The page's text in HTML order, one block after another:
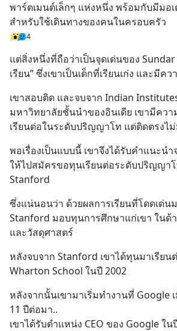
พาร์ตเมนต์เล็กๆ แห่งหนึ่ง พร้อมกับมีมอ
สำหรับใช้เดินทางของคนในครอบครัว
4
แต่สิ่งหนึ่งที่ถือว่าเป็นจุดเด่นของ Sundar
เรียน” ซึ่งเขาเป็นเด็กที่เรียนเก่ง และมี
เขาสอบติด และจบจาก Indian
มหาวิทยาลัยชั้นนำของอินเดีย เขามีควา
เรียนต่อในระดับปริญญาโท แต่ติดตรงไ
พอเรื่องเป็นแบบนี้ เขาจึงได้รับคำแนะน
ให้ไปสมัครขอทุนเรียนต่อระดับปริญญา
Stanford
ซึ่งแน่นอนว่า ด้วยผลการเรียนที่โดดเด่น
Stanford มอบทุนการศึกษาแก่เขา ในด้
และวัสดุศาสตร์
หลังจบจาก Stanford เขาได้ทุนมาเรียน
Wharton School ในปี 2002
หลังจากนั้นเขามาเริ่มทำงานที่ Google
11 ปีต่อมา..
เขาได้รับตำแหน่ง CEO ของ Google ใน